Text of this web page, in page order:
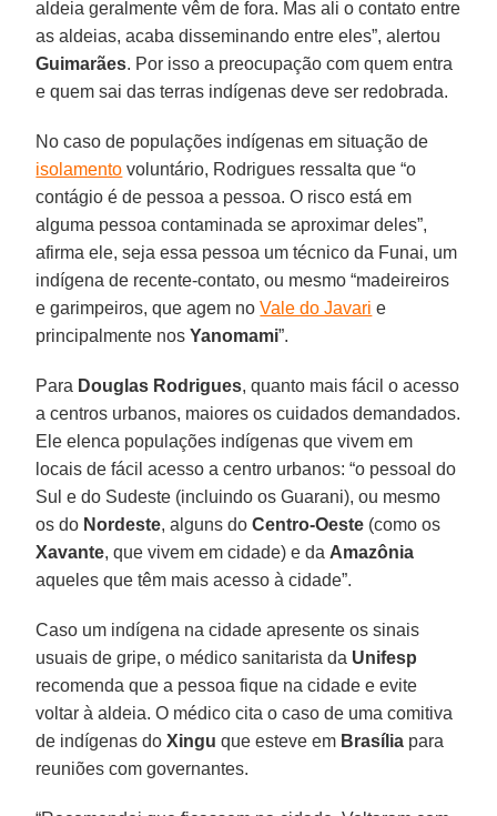
aldeia geralmente vêm de fora. Mas ali o contato entre
as aldeias, acaba disseminando entre eles”, alertou
Guimarães. Por isso a preocupação com quem entra
e quem sai das terras indígenas deve ser redobrada.
No caso de populações indígenas em situação de
isolamento voluntário, Rodrigues ressalta que “o
contágio é de pessoa a pessoa. O risco está em
alguma pessoa contaminada se aproximar deles”,
afirma ele, seja essa pessoa um técnico da Funai, um
indígena de recente-contato, ou mesmo “madeireiros
e garimpeiros, que agem noVale do Javari e
principalmente nosYanomami”.
Para Douglas Rodrigues, quanto mais fácil o acesso
a centros urbanos, maiores os cuidados demandados.
Ele elenca populações indígenas que vivem em
locais de fácil acesso a centro urbanos: “o pessoal do
Sul e do Sudeste (incluindo os Guarani), ou mesmo
os do Nordeste, alguns doCentro-Oeste (como os
Xavante, que vivem em cidade) e da Amazônia
aqueles que têm mais acesso à cidade”.
Caso um indígena na cidade apresente os sinais
usuais de gripe, o médico sanitarista da Unifesp
recomenda que a pessoa fique na cidade e evite
voltar à aldeia. O médico cita o caso de uma comitiva
de indígenas doXingu que esteve em Brasília para
reuniões com governantes.